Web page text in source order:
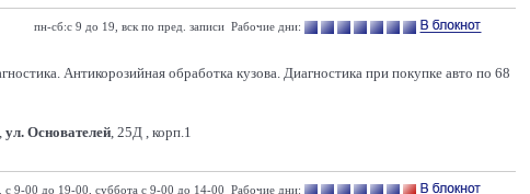
пн-сб:с 9 до 19, вск по пред. записи Рабочие дни:
Антикорозийная обработка кузова. Диагностика при покупке авто по 68
ул. Основателей, 25Д , корп.1
с 9-00 до 19-00, суббота с 9-00 до 14-00 Рабочие дни: